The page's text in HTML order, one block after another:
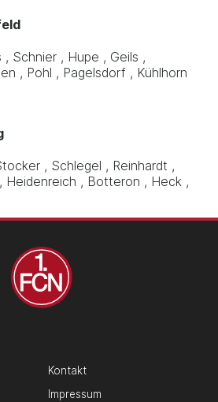
Schnier Hupe
Geils
Pohl Pagelsdorf
Kühlhorn
Schlegel
Reinhardt
Heidenreich Botteron
Heck
Kontakt
Impressum